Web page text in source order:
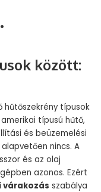
között:
hűtőszekrény típusok
típusú hűtő,
és beüzemelési
nincs. A
és az olaj
azonos. Ezért
várakozás szabálya